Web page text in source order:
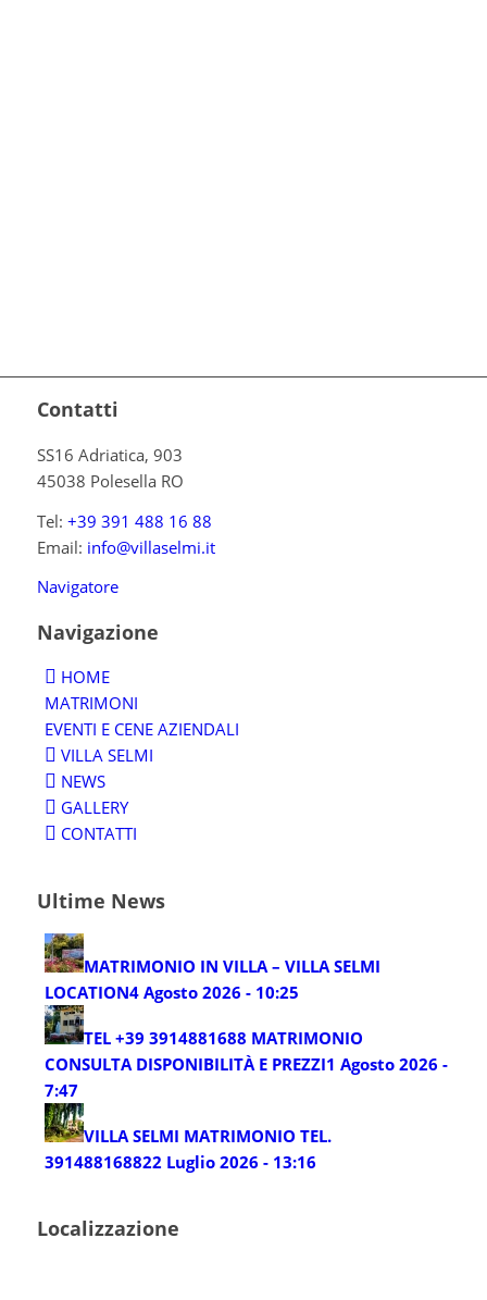
Contatti
SS16 Adriatica, 903
45038 Polesella RO
Tel: +39 391 488 16 88
Email: info@villaselmi.it
Navigatore
Navigazione
HOME
MATRIMONI
EVENTI E CENE AZIENDALI
VILLA SELMI
NEWS
GALLERY
CONTATTI
Ultime News
MATRIMONIO IN VILLA – VILLA SELMI
LOCATION4 Agosto 2026 - 10:25
TEL +39 3914881688 MATRIMONIO
CONSULTA DISPONIBILITÀ E PREZZI1 Agosto 2026 -
7:47
VILLA SELMI MATRIMONIO TEL.
391488168822 Luglio 2026 - 13:16
Localizzazione